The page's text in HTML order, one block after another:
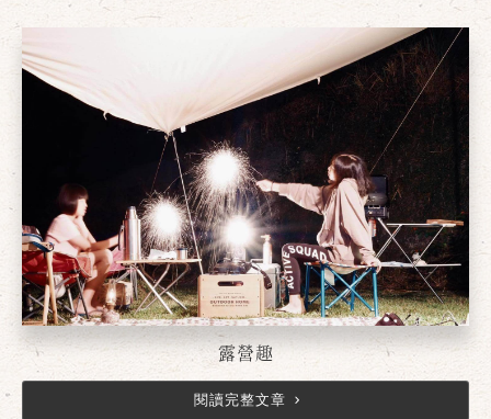
露營趣
閱讀完整文章
確定 取消